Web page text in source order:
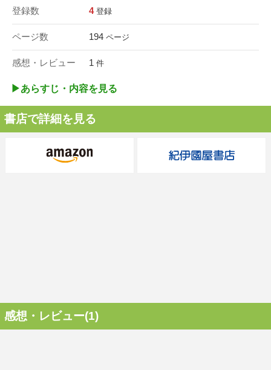
登録数 4 登録
ページ数 194 ページ
感想・レビュー 1 件
▶︎あらすじ・内容を見る
書店で詳細を見る
感想・レビュー(1)